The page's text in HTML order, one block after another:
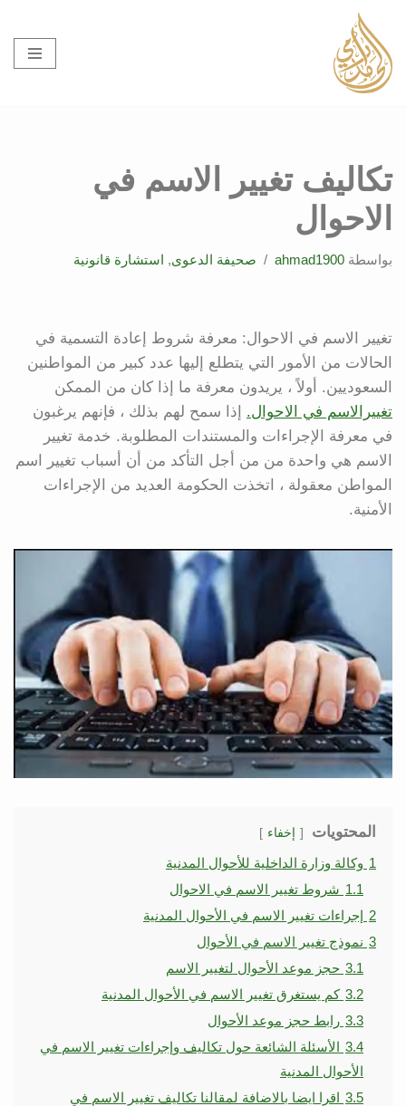
تخطى
إلى
المحتوى
تكاليف تغيير الاسم في
الاحوال
بواسطة ahmad1900 صحيفة الدعوى, استشارة قانونية
تغيير الاسم في الاحوال: معرفة شروط إعادة التسمية في
الحالات من الأمور التي يتطلع إليها عدد كبير من المواطنين
السعوديين. أولاً ، يريدون معرفة ما إذا كان من الممكن
تغييرالاسم في الاحوال. إذا سمح لهم بذلك ، فإنهم يرغبون
في معرفة الإجراءات والمستندات المطلوبة. خدمة تغيير
الاسم هي واحدة من من أجل التأكد من أن أسباب تغيير اسم
المواطن معقولة ، اتخذت الحكومة العديد من الإجراءات
الأمنية.
المحتويات إخفاء
1 وكالة وزارة الداخلية للأحوال المدنية
1.1 شروط تغيير الاسم في الاحوال
2 إجراءات تغيير الاسم في الأحوال المدنية
3 نموذج تغيير الاسم في الأحوال
3.1 حجز موعد الأحوال لتغيير الاسم
3.2 كم يستغرق تغيير الاسم في الأحوال المدنية
3.3 رابط حجز موعد الأحوال
3.4 الأسئلة الشائعة حول تكاليف وإجراءات تغيير الاسم في
الأحوال المدنية
3.5 اقرا ايضا بالاضافة لمقالنا تكاليف تغيير الاسم في